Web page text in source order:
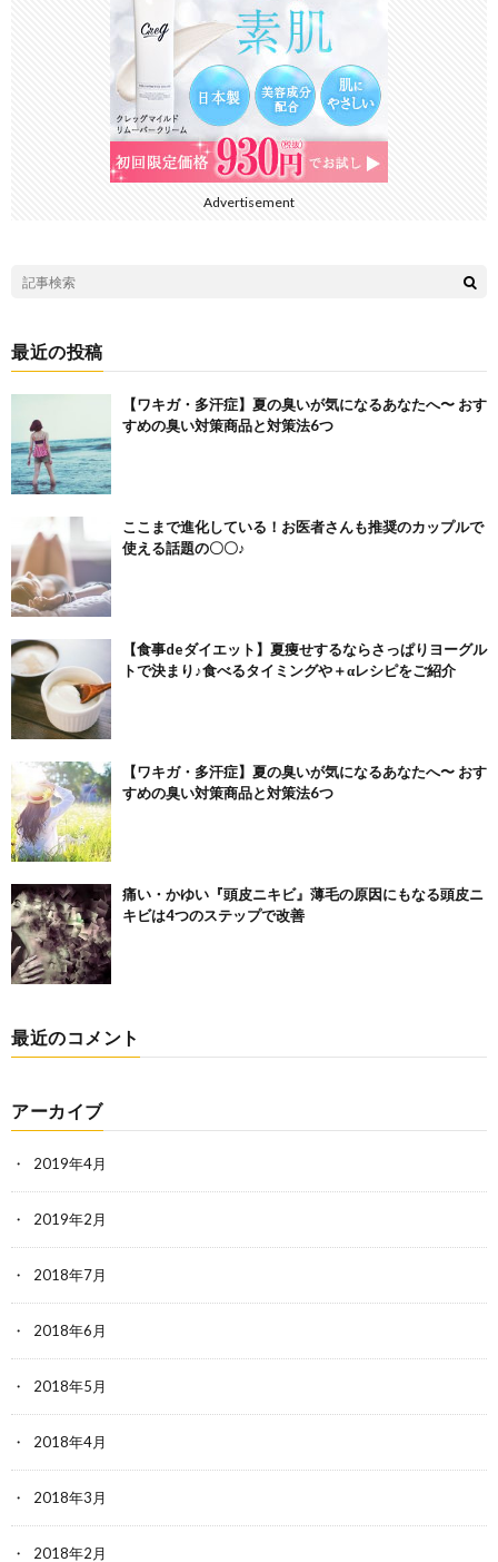
Advertisement
最近の投稿
【ワキガ・多汗症】夏の臭いが気になるあなたへ〜 おす
すめの臭い対策商品と対策法6つ
ここまで進化している！お医者さんも推奨のカップルで
使える話題の〇〇♪
【食事deダイエット】夏痩せするならさっぱりヨーグル
トで決まり♪食べるタイミングや＋αレシピをご紹介
【ワキガ・多汗症】夏の臭いが気になるあなたへ〜 おす
すめの臭い対策商品と対策法6つ
痛い・かゆい『頭皮ニキビ』薄毛の原因にもなる頭皮ニ
キビは4つのステップで改善
最近のコメント
アーカイブ
2019年4月
2019年2月
2018年7月
2018年6月
2018年5月
2018年4月
2018年3月
2018年2月